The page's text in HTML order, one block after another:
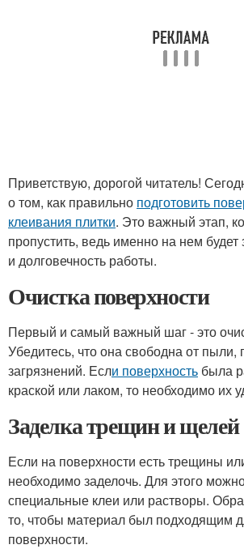
Приветствую, дорогой читатель!
о том, как правильно подготовить
клеивания плитки. Это важный этап,
пропустить, ведь именно на нем будет
и долговечность работы.
Очистка поверхности
Первый и самый важный шаг - это
Убедитесь, что она свободна от пыли,
загрязнений. Если поверхность была
краской или лаком, то необходимо их
Заделка трещин и щелей
Если на поверхности есть трещины
необходимо заделочь. Для этого
специальные клеи или растворы.
то, чтобы материал был подходящим
поверхности.